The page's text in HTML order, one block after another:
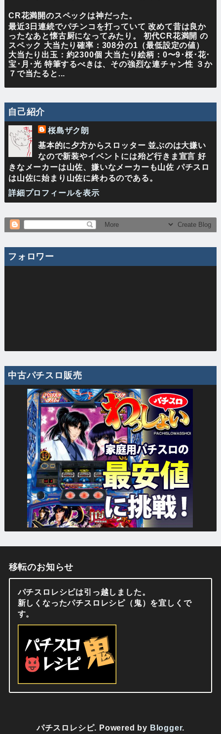
CR花満開のスペックは神だった。
最近3日連続でパチンコを打っていて 改めて昔は良か
ったなあと懐古厨になってみたり。 初代CR花満開 の
スペック 大当たり確率：308分の1（最低設定の値）
大当たり出玉：約2300個 大当たり絵柄：0〜9･桜･花･
宝･月･光 特筆するべきは、その強烈な連チャン性 ３か
７で当たると...
自己紹介
桜島ザク朗
基本的に夕方からスロッター 並ぶのは大嫌い
なので新装やイベントには殆ど行きま宣言 好
きなメーカーは山佐、嫌いなメーカーも山佐 パチスロ
は山佐に始まり山佐に終わるのである。
詳細プロフィールを表示
フォロワー
中古パチスロ販売
移転のお知らせ
パチスロレシピは引っ越しました。
新しくなったパチスロレシピ（鬼）を宜しくで
す。
パチスロレシピ. Powered by Blogger.